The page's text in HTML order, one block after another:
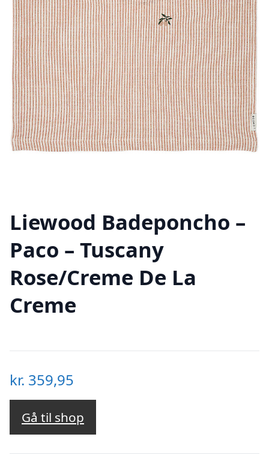
Liewood Badeponcho –
Paco – Tuscany
Rose/Creme De La
Creme
kr. 359,95
Gå til shop